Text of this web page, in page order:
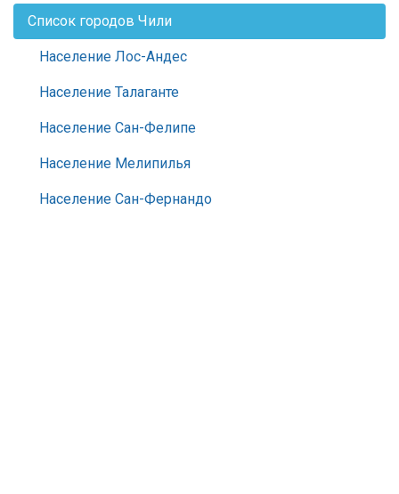
Список городов Чили
Население Лос-Андес
Население Талаганте
Население Сан-Фелипе
Население Мелипилья
Население Сан-Фернандо